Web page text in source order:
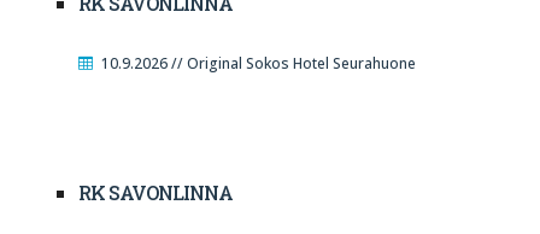
10.9.2026 // Original Sokos Hotel Seurahuone
RK SAVONLINNA